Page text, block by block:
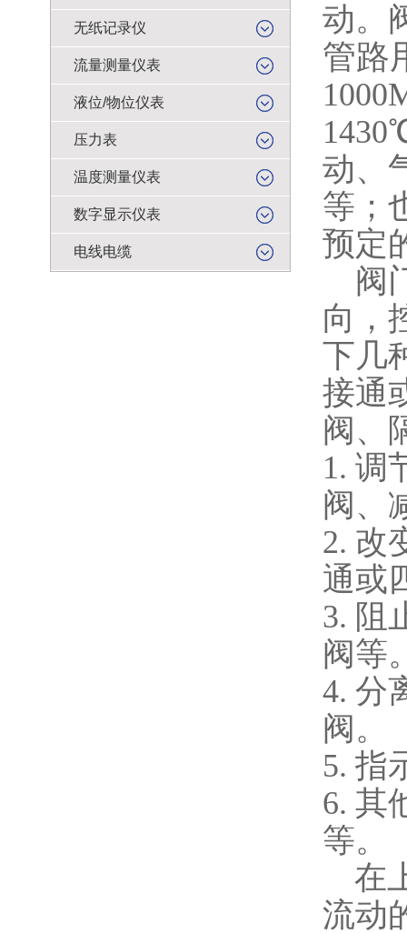
无纸记录仪
流量测量仪表
液位/物位仪表
压力表
温度测量仪表
数字显示仪表
电线电缆
动。
管路
1430
动、
等；
预定
阀
向，
下几
接通
阀、
1. 调
阀、
2. 改
通或
3. 阻
阀等
4. 分
阀。
5. 指
6. 其
等。
在
流动